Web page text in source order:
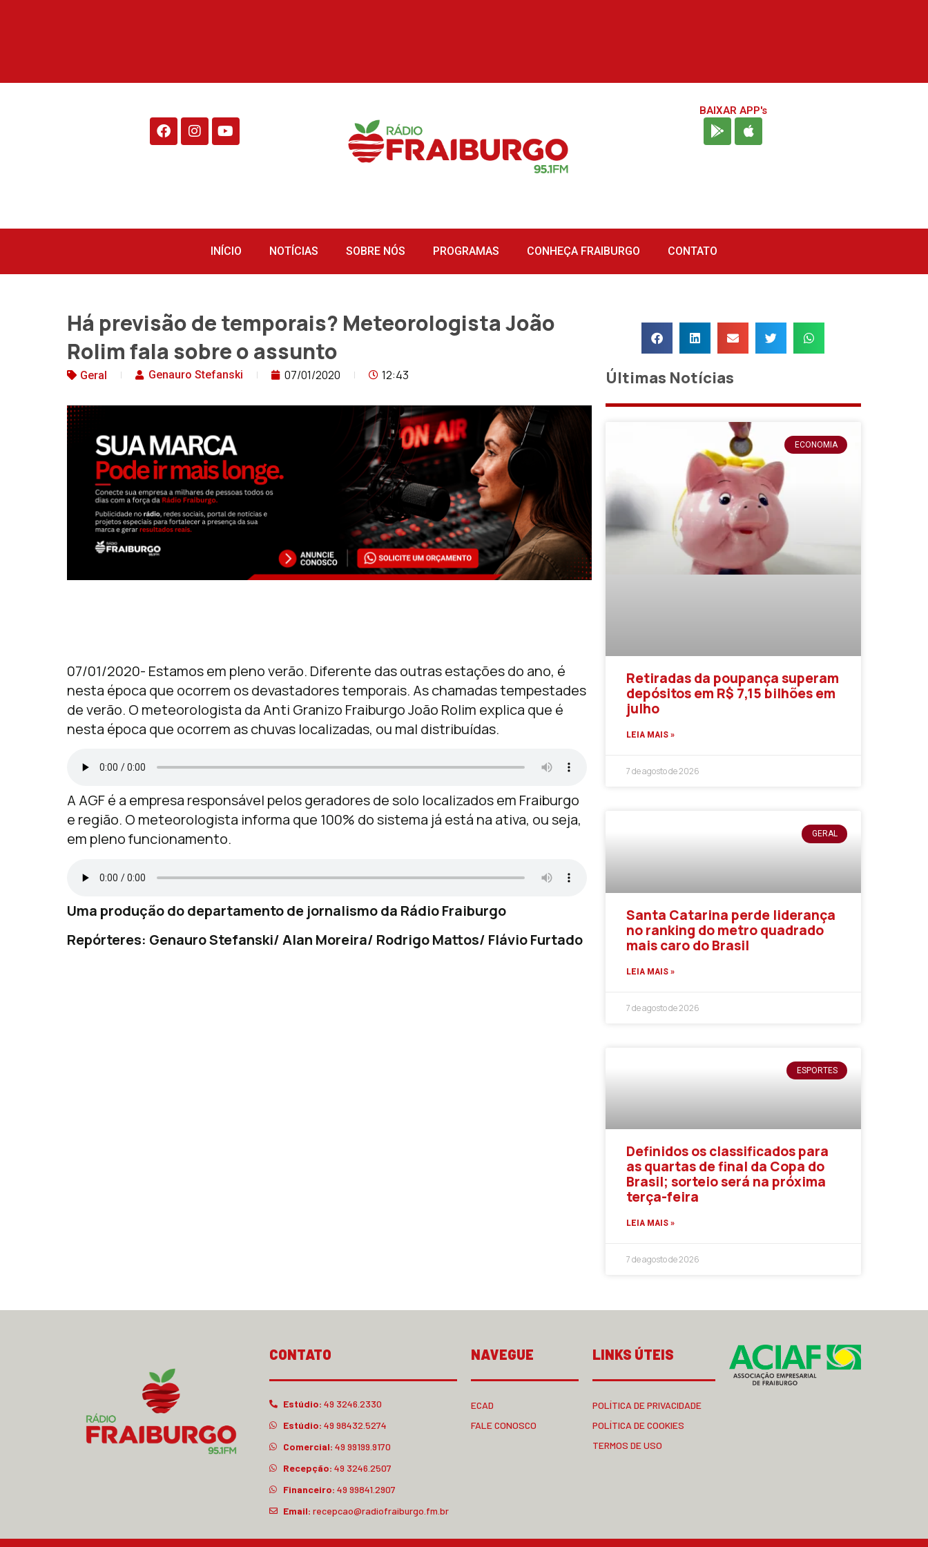
BAIXAR APP's
INÍCIO NOTÍCIAS SOBRE NÓS PROGRAMAS CONHEÇA FRAIBURGO CONTATO
Há previsão de temporais? Meteorologista João
Rolim fala sobre o assunto
Geral Genauro Stefanski 07/01/2020 12:43
07/01/2020- Estamos em pleno verão. Diferente das outras estações do ano, é
nesta época que ocorrem os devastadores temporais. As chamadas tempestades
de verão. O meteorologista da Anti Granizo Fraiburgo João Rolim explica que é
nesta época que ocorrem as chuvas localizadas, ou mal distribuídas.
A AGF é a empresa responsável pelos geradores de solo localizados em Fraiburgo
e região. O meteorologista informa que 100% do sistema já está na ativa, ou seja,
em pleno funcionamento.
Uma produção do departamento de jornalismo da Rádio Fraiburgo
Repórteres: Genauro Stefanski/ Alan Moreira/ Rodrigo Mattos/ Flávio Furtado
Últimas Notícias
ECONOMIA
Retiradas da poupança superam
depósitos em R$ 7,15 bilhões em
julho
LEIA MAIS »
7 de agosto de 2026
GERAL
Santa Catarina perde liderança
no ranking do metro quadrado
mais caro do Brasil
LEIA MAIS »
7 de agosto de 2026
ESPORTES
Definidos os classificados para
as quartas de final da Copa do
Brasil; sorteio será na próxima
terça-feira
LEIA MAIS »
7 de agosto de 2026
CONTATO
Estúdio: 49 3246.2330
Estúdio: 49 98432.5274
Comercial: 49 99199.9170
Recepção: 49 3246.2507
Financeiro: 49 99841.2907
Email: recepcao@radiofraiburgo.fm.br
NAVEGUE
ECAD
FALE CONOSCO
LINKS ÚTEIS
POLÍTICA DE PRIVACIDADE
POLÍTICA DE COOKIES
TERMOS DE USO